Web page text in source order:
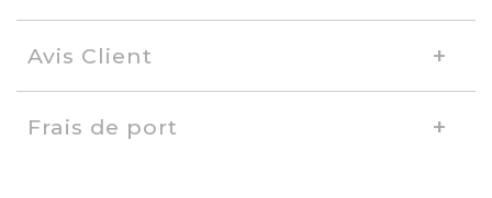
Avis Client
Frais de port